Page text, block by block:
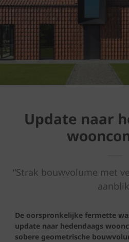
Update naar
“Strak bouwvolume met
De oorspronkelijke fermette
update naar hedendaags
sobere geometrische